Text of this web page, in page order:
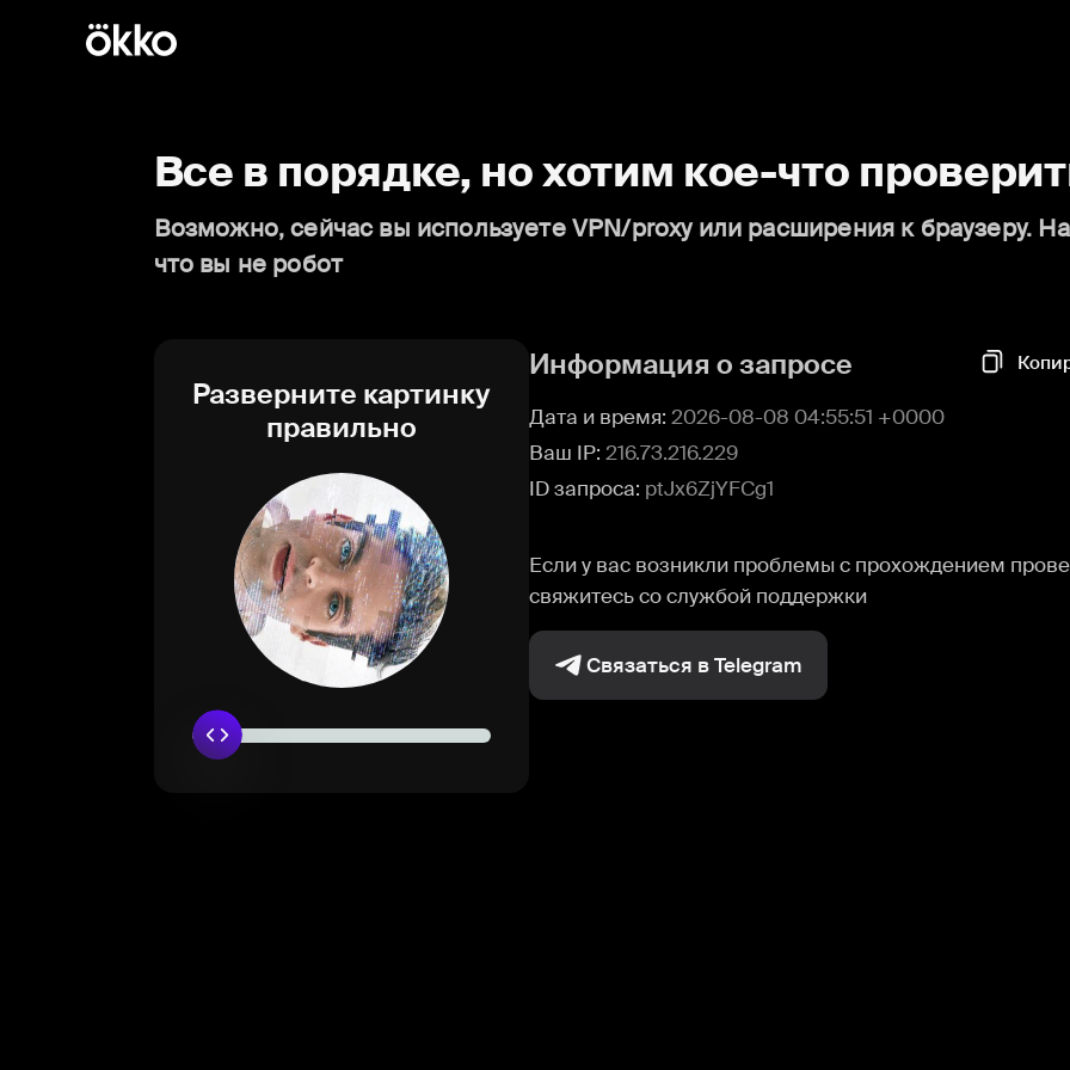
Все в порядке, но хотим кое-что
Возможно, сейчас вы используете VPN/proxy или расширения к браузеру.
что вы не робот
Разверните картинку
правильно
Информация о запросе
Дата и время: 2026-08-08 04:55:51 +0000
Ваш IP: 216.73.216.229
ID запроса: ptJx6ZjYFCg1
Если у вас возникли проблемы с прохождением
свяжитесь со службой поддержки
Связаться в Telegram